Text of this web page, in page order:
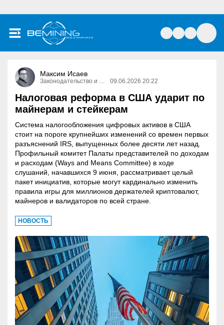
Максим Исаев
Законодательство и право 09.06.2026 20:22
Налоговая реформа в США ударит по
майнерам и стейкерам
Система налогообложения цифровых активов в США
стоит на пороге крупнейших изменений со времен первых
разъяснений IRS, выпущенных более десяти лет назад.
Профильный комитет Палаты представителей по доходам
и расходам (Ways and Means Committee) в ходе
слушаний, начавшихся 9 июня, рассматривает целый
пакет инициатив, которые могут кардинально изменить
правила игры для миллионов держателей криптовалют,
майнеров и валидаторов по всей стране.
НОВОСТЬ